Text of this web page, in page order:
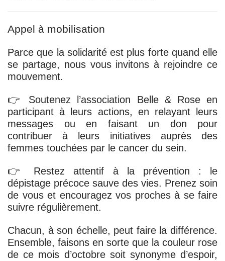
Appel à mobilisation
Parce que la solidarité est plus forte quand elle
se partage, nous vous invitons à rejoindre ce
mouvement.
👉 Soutenez l’association Belle & Roseen
participant à leurs actions, en relayant leurs
messages ou en faisant un don pour
contribuer à leurs initiatives auprès des
femmes touchées par le cancer du sein.
👉 Restez attentif à la prévention : le
dépistage précoce sauve des vies. Prenez soin
de vous et encouragez vos proches à se faire
suivre régulièrement.
Chacun, à son échelle, peut faire la différence.
Ensemble, faisons en sorte que la couleur rose
de ce mois d’octobre soit synonyme d’espoir,